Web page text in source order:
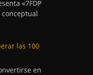
«7FDP
conceptual
las 100
en